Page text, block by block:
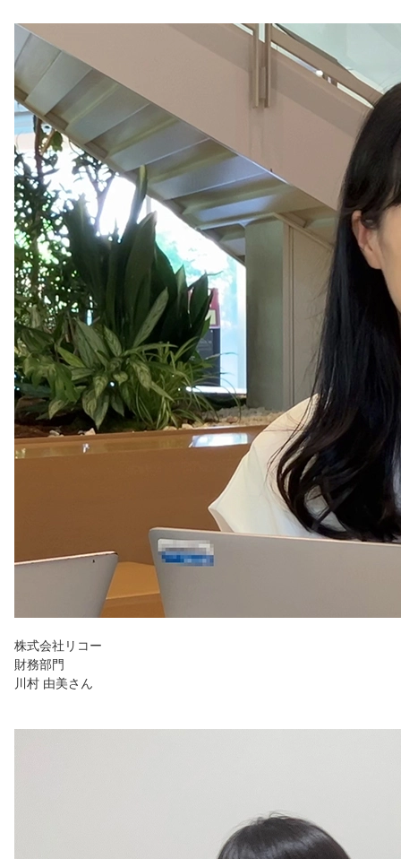
株式会社リコー
財務部門
川村 由美さん